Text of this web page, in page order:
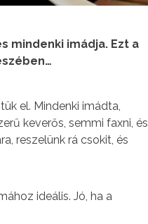
mindenki imádja. Ezt a
el. Mindenki imádta,
keverős, semmi faxni, és
reszelünk rá csokit, és
ideális. Jó, ha a